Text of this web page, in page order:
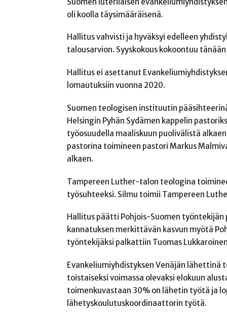
oli koolla täysimääräisenä.
Hallitus vahvisti ja hyväksyi edelleen
talousarvion. Syyskokous kokoontuu
Hallitus ei asettanut
lomautuksiin vuonna 2020.
Suomen teologisen instituutin
Helsingin Pyhän Sydämen kappelin
työosuudella maaliskuun puolivälistä
pastorina toimineen pastori Markus
alkaen.
Tampereen Luther-talon teologina
työsuhteeksi. Silmu toimii Tampereen
Hallitus päätti Pohjois-Suomen työntekijän
kannatuksen merkittävän kasvun myötä
työntekijäksi palkattiin Tuomas
Evankeliumiyhdistyksen Venäjän lähettinä
toistaiseksi voimassa olevaksi elokuun
toimenkuvastaan 30% on lähetin työtä ja
lähetyskoulutuskoordinaattorin työtä.